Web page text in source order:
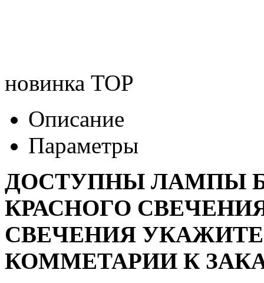
новинка TOP
Описание
Параметры
ДОСТУПНЫ ЛАМПЫ
КРАСНОГО
СВЕЧЕНИЯ
КОММЕТАРИИ К